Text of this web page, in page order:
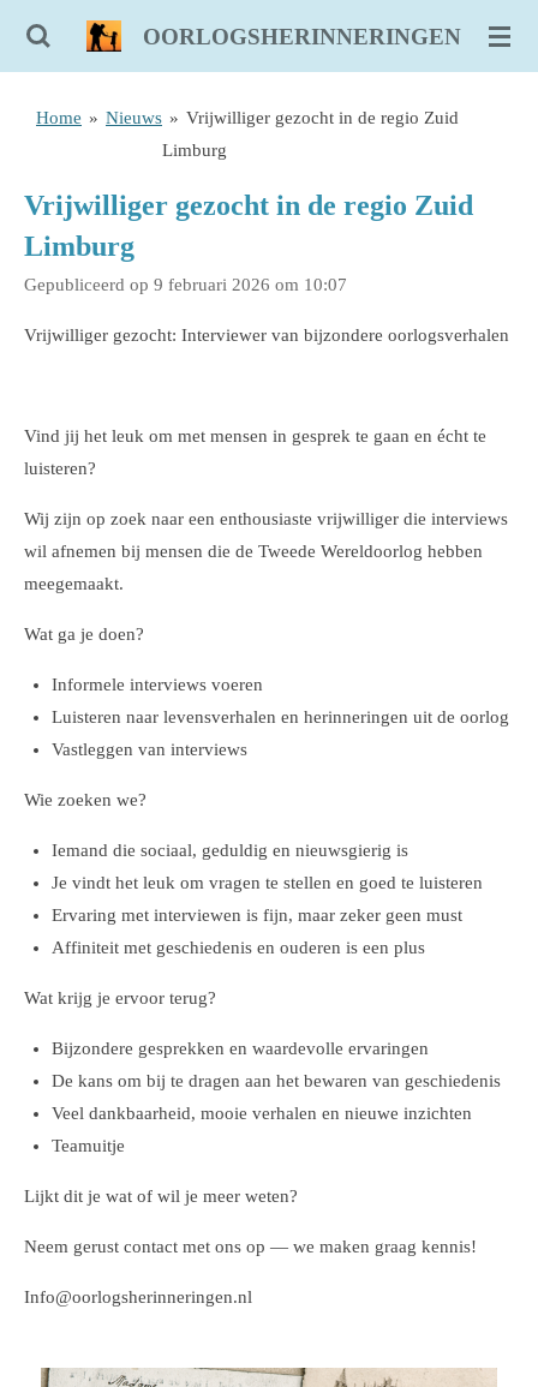
Ga
OORLOGSHERINNERINGEN
Home » Nieuws » Vrijwilliger gezocht in de regio Zuid
Limburg
Vrijwilliger gezocht in de regio Zuid
Limburg
Gepubliceerd op 9 februari 2026 om 10:07
Vrijwilliger gezocht: Interviewer van bijzondere oorlogsverhalen
Vind jij het leuk om met mensen in gesprek te gaan en écht te
luisteren?
Wij zijn op zoek naar een enthousiaste vrijwilliger die interviews
wil afnemen bij mensen die de Tweede Wereldoorlog hebben
meegemaakt.
Wat ga je doen?
Informele interviews voeren
Luisteren naar levensverhalen en herinneringen uit de oorlog
Vastleggen van interviews
Wie zoeken we?
Iemand die sociaal, geduldig en nieuwsgierig is
Je vindt het leuk om vragen te stellen en goed te luisteren
Ervaring met interviewen is fijn, maar zeker geen must
Affiniteit met geschiedenis en ouderen is een plus
Wat krijg je ervoor terug?
Bijzondere gesprekken en waardevolle ervaringen
De kans om bij te dragen aan het bewaren van geschiedenis
Veel dankbaarheid, mooie verhalen en nieuwe inzichten
Teamuitje
Lijkt dit je wat of wil je meer weten?
Neem gerust contact met ons op — we maken graag kennis!
Info@oorlogsherinneringen.nl